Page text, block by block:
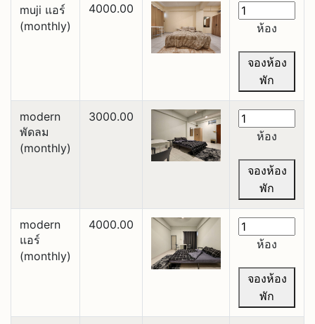
muji แอร์
(monthly)
4000.00
ห้อง
จองห้อง
พัก
modern
พัดลม
(monthly)
3000.00
ห้อง
จองห้อง
พัก
modern
แอร์
(monthly)
4000.00
ห้อง
จองห้อง
พัก